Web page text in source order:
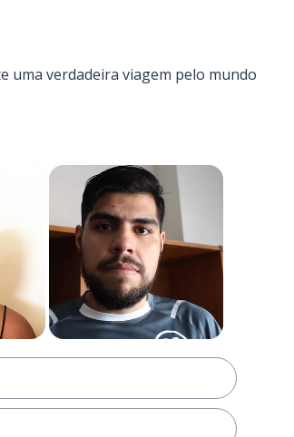
uma verdadeira viagem pelo mundo